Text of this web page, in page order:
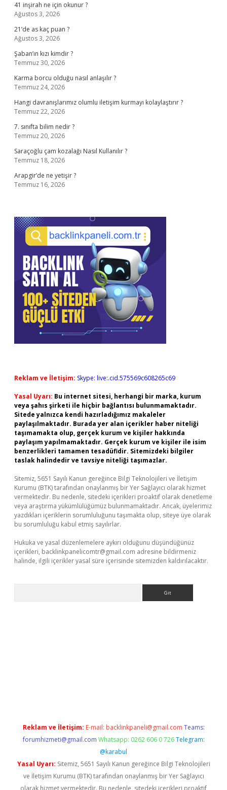
41 inşirah ne için okunur ?
Ağustos 3, 2026
21’de as kaç puan ?
Ağustos 3, 2026
Şaban’ın kızı kimdir ?
Temmuz 30, 2026
Karma borcu olduğu nasıl anlaşılır ?
Temmuz 24, 2026
Hangi davranışlarımız olumlu iletişim kurmayı kolaylaştırır ?
Temmuz 22, 2026
7. sınıfta bilim nedir ?
Temmuz 20, 2026
Saraçoğlu çam kozalağı Nasıl Kullanılır ?
Temmuz 18, 2026
Arapgir’de ne yetişir ?
Temmuz 16, 2026
Reklam ve İletişim: Skype: live:.cid.575569c608265c69
Yasal Uyarı: Bu internet sitesi, herhangi bir marka, kurum
veya şahıs şirketi ile hiçbir bağlantısı bulunmamaktadır.
Sitede yalnızca kendi hazırladığımız makaleler
paylaşılmaktadır. Burada yer alan içerikler haber niteliği
taşımamakta olup, gerçek kurum ve kişiler hakkında
paylaşım yapılmamaktadır. Gerçek kurum ve kişiler ile isim
benzerlikleri tamamen tesadüfidir. Sitemizdeki bilgiler
taslak halindedir ve tavsiye niteliği taşımazlar.
Sitemiz, 5651 Sayılı Kanun gereğince Bilgi Teknolojileri ve İletişim
Kurumu (BTK) tarafından onaylanmış bir Yer Sağlayıcı olarak hizmet
vermektedir. Bu nedenle, sitedeki içerikleri proaktif olarak denetleme
veya araştırma yükümlülüğümüz bulunmamaktadır. Ancak, üyelerimiz
yazdıkları içeriklerin sorumluluğunu taşımakta olup, siteye üye olarak
bu sorumluluğu kabul etmiş sayılırlar.
Hukuka ve yasal düzenlemelere aykırı olduğunu düşündüğünüz
içerikleri, backlinkpanelicomtr@gmail.com adresine bildirmeniz
halinde, ilgili içerikler yasal süre içerisinde sitemizden kaldırılacaktır.
Reklam ve İletişim: E-mail: backlinkpaneli@gmail.com Teams:
forumhizmeti@gmail.com Whatsapp: 0262 606 0 726 Telegram:
@karabul
Yasal Uyarı: Sitemiz, 5651 Sayılı Kanun gereğince Bilgi Teknolojileri
ve İletişim Kurumu (BTK) tarafından onaylanmış bir Yer Sağlayıcı
olarak hizmet vermektedir. Bu nedenle, sitedeki içerikleri proaktif